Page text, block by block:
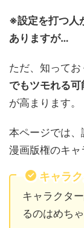
※設定を打つ人
ありますが…
ただ、知ってお
でもツモれる可
が高まります。
本ページでは
漫画版権のキャ
キャラ
キャラクタ
るのはめち